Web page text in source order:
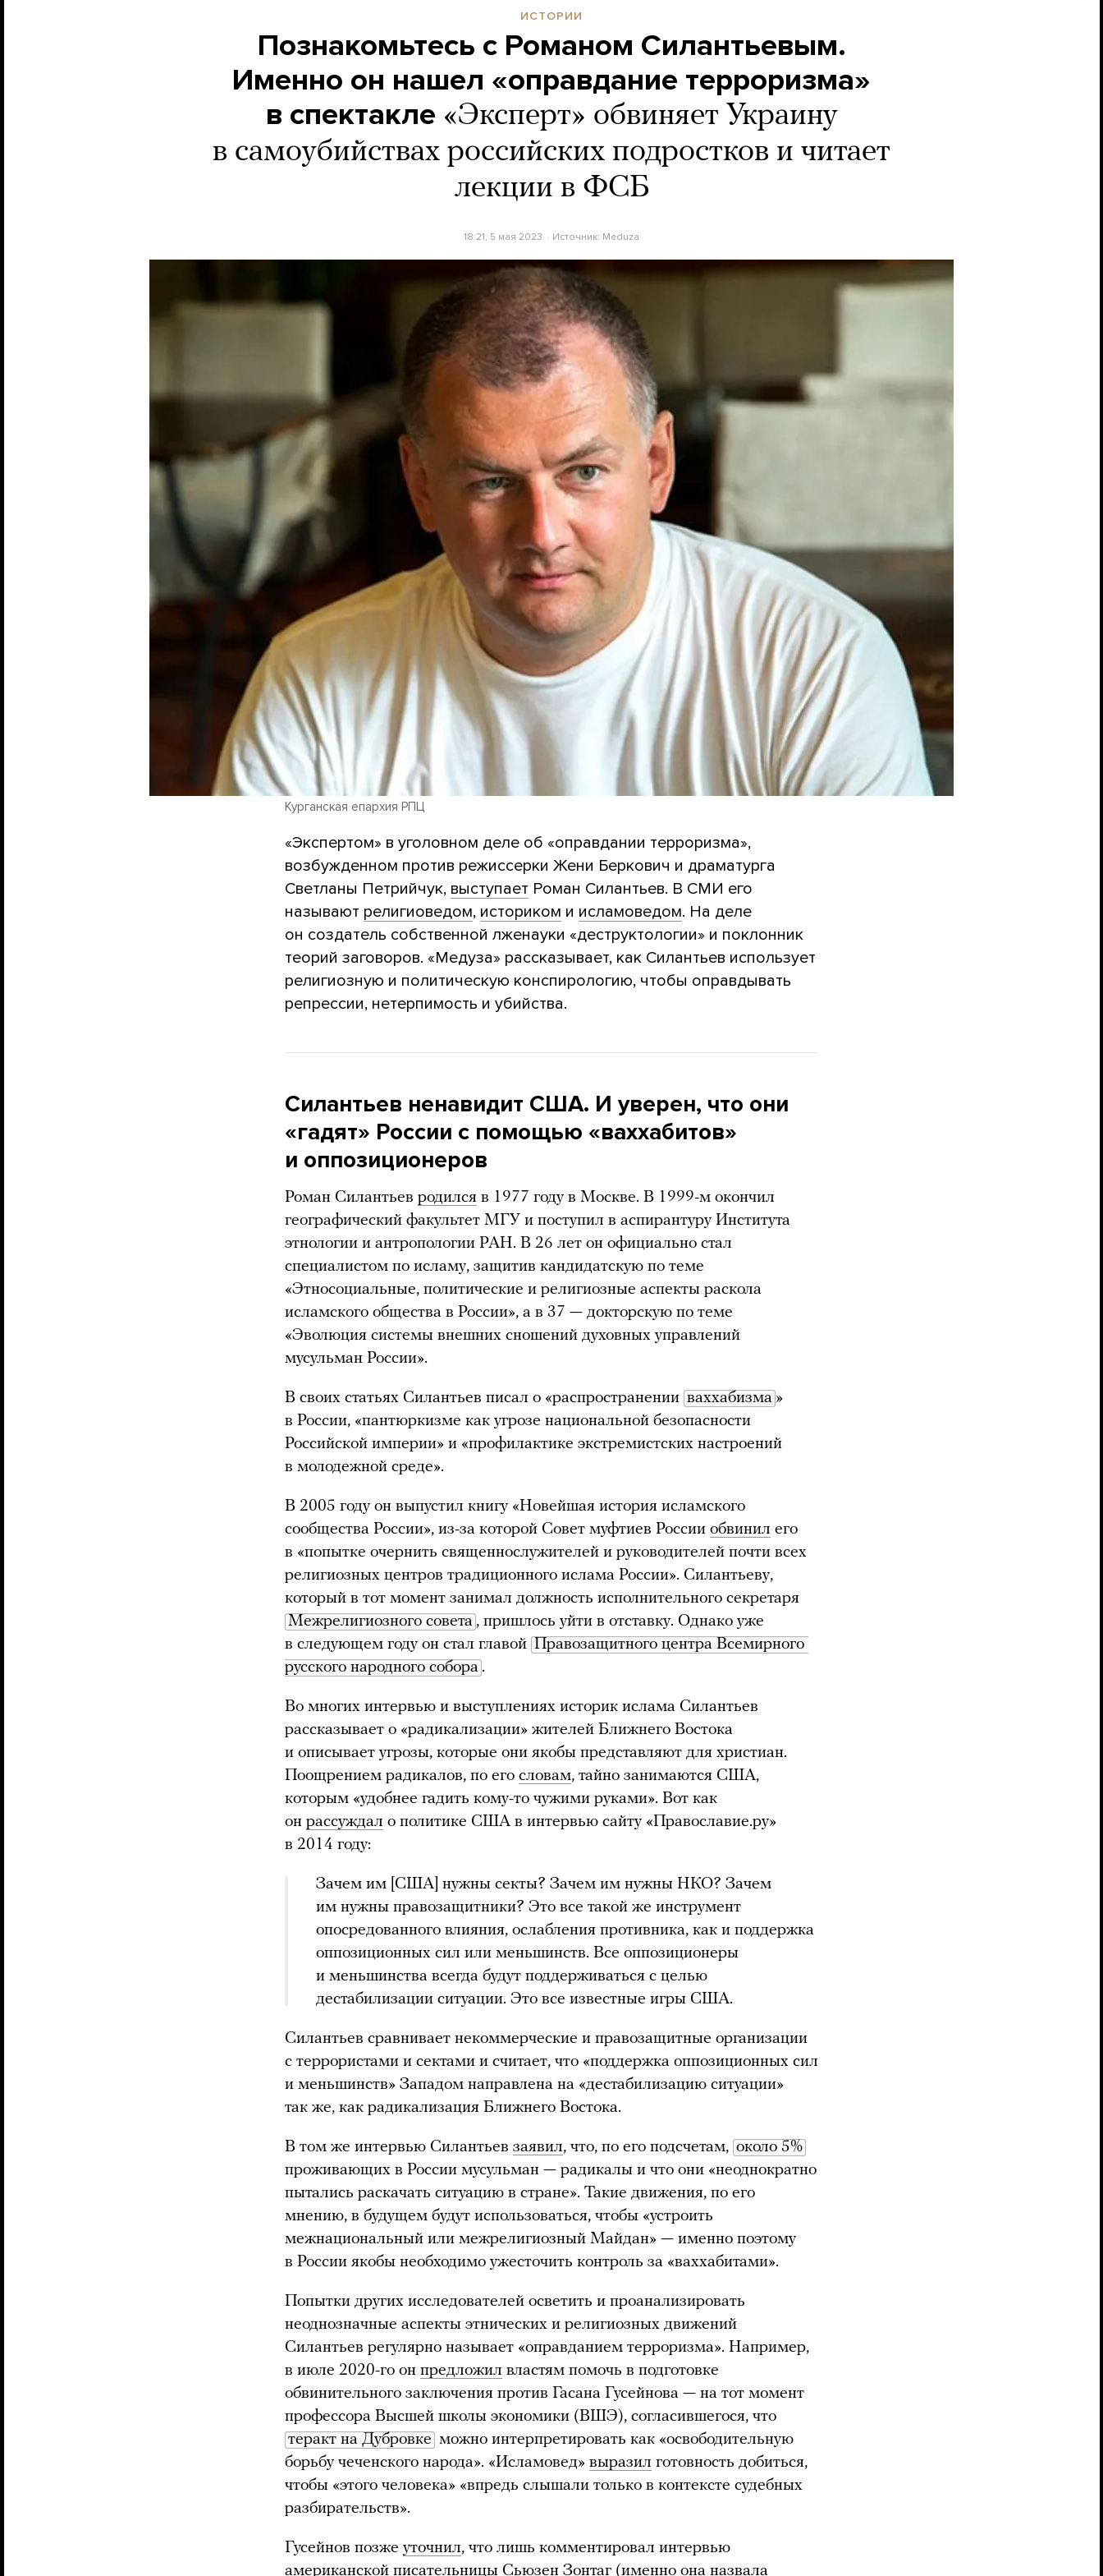
ИСТОРИИ
Познакомьтесь с Романом Силантьевым.
Именно он нашел «оправдание терроризма»
в спектакле «Эксперт» обвиняет Украину
в самоубийствах российских подростков и читает
лекции в ФСБ
18:21, 5 мая 2023 Источник: Meduza
Курганская епархия РПЦ
«Экспертом» в уголовном деле об «оправдании терроризма»,
возбужденном против режиссерки Жени Беркович и драматурга
Светланы Петрийчук, выступает Роман Силантьев. В СМИ его
называют религиоведом, историком и исламоведом. На деле
он создатель собственной лженауки «деструктологии» и поклонник
теорий заговоров. «Медуза» рассказывает, как Силантьев использует
религиозную и политическую конспирологию, чтобы оправдывать
репрессии, нетерпимость и убийства.
Силантьев ненавидит США. И уверен, что они
«гадят» России с помощью «ваххабитов»
и оппозиционеров
Роман Силантьев родился в 1977 году в Москве. В 1999-м окончил
географический факультет МГУ и поступил в аспирантуру Института
этнологии и антропологии РАН. В 26 лет он официально стал
специалистом по исламу, защитив кандидатскую по теме
«Этносоциальные, политические и религиозные аспекты раскола
исламского общества в России», а в 37 — докторскую по теме
«Эволюция системы внешних сношений духовных управлений
мусульман России».
В своих статьях Силантьев писал о «распространении ваххабизма »
в России, «пантюркизме как угрозе национальной безопасности
Российской империи» и «профилактике экстремистских настроений
в молодежной среде».
В 2005 году он выпустил книгу «Новейшая история исламского
сообщества России», из-за которой Совет муфтиев России обвинил его
в «попытке очернить священнослужителей и руководителей почти всех
религиозных центров традиционного ислама России». Силантьеву,
который в тот момент занимал должность исполнительного секретаря
Межрелигиозного совета , пришлось уйти в отставку. Однако уже
в следующем году он стал главой Правозащитного центра Всемирного
русского народного собора .
Во многих интервью и выступлениях историк ислама Силантьев
рассказывает о «радикализации» жителей Ближнего Востока
и описывает угрозы, которые они якобы представляют для христиан.
Поощрением радикалов, по его словам, тайно занимаются США,
которым «удобнее гадить кому-то чужими руками». Вот как
он рассуждал о политике США в интервью сайту «Православие.ру»
в 2014 году:
Зачем им [США] нужны секты? Зачем им нужны НКО? Зачем
им нужны правозащитники? Это все такой же инструмент
опосредованного влияния, ослабления противника, как и поддержка
оппозиционных сил или меньшинств. Все оппозиционеры
и меньшинства всегда будут поддерживаться с целью
дестабилизации ситуации. Это все известные игры США.
Силантьев сравнивает некоммерческие и правозащитные организации
с террористами и сектами и считает, что «поддержка оппозиционных сил
и меньшинств» Западом направлена на «дестабилизацию ситуации»
так же, как радикализация Ближнего Востока.
В том же интервью Силантьев заявил, что, по его подсчетам, около 5%
проживающих в России мусульман — радикалы и что они «неоднократно
пытались раскачать ситуацию в стране». Такие движения, по его
мнению, в будущем будут использоваться, чтобы «устроить
межнациональный или межрелигиозный Майдан» — именно поэтому
в России якобы необходимо ужесточить контроль за «ваххабитами».
Попытки других исследователей осветить и проанализировать
неоднозначные аспекты этнических и религиозных движений
Силантьев регулярно называет «оправданием терроризма». Например,
в июле 2020-го он предложил властям помочь в подготовке
обвинительного заключения против Гасана Гусейнова — на тот момент
профессора Высшей школы экономики (ВШЭ), согласившегося, что
теракт на Дубровке можно интерпретировать как «освободительную
борьбу чеченского народа». «Исламовед» выразил готовность добиться,
чтобы «этого человека» «впредь слышали только в контексте судебных
разбирательств».
Гусейнов позже уточнил, что лишь комментировал интервью
американской писательницы Сьюзен Зонтаг (именно она назвала